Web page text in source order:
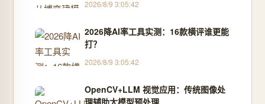
2026/8/9 3:05:42
2026降AI率工具实测：16款横评谁更能
打？
2026/8/9 3:05:42
OpenCV+LLM 视觉应用：传统图像处
理辅助大模型预处理